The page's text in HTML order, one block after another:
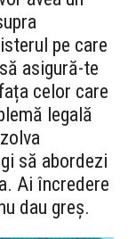
pe care
asigură-te
celor care
legală
să abordezi
Ai încredere
dau greș.